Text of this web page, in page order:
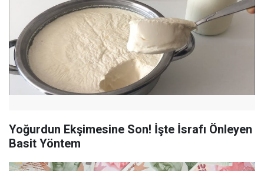
Yoğurdun Ekşimesine Son! İşte İsrafı Önleyen
Basit Yöntem